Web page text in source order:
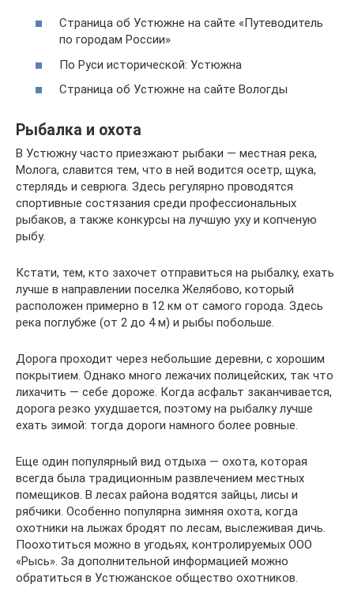
Страница об Устюжне на сайте «Путеводитель
по городам России»
По Руси исторической: Устюжна
Страница об Устюжне на сайте Вологды
Рыбалка и охота
В Устюжну часто приезжают рыбаки — местная река,
Молога, славится тем, что в ней водится осетр, щука,
стерлядь и севрюга. Здесь регулярно проводятся
спортивные состязания среди профессиональных
рыбаков, а также конкурсы на лучшую уху и копченую
рыбу.
Кстати, тем, кто захочет отправиться на рыбалку, ехать
лучше в направлении поселка Желябово, который
расположен примерно в 12 км от самого города. Здесь
река поглубже (от 2 до 4 м) и рыбы побольше.
Дорога проходит через небольшие деревни, с хорошим
покрытием. Однако много лежачих полицейских, так что
лихачить — себе дороже. Когда асфальт заканчивается,
дорога резко ухудшается, поэтому на рыбалку лучше
ехать зимой: тогда дороги намного более ровные.
Еще один популярный вид отдыха — охота, которая
всегда была традиционным развлечением местных
помещиков. В лесах района водятся зайцы, лисы и
рябчики. Особенно популярна зимняя охота, когда
охотники на лыжах бродят по лесам, выслеживая дичь.
Поохотиться можно в угодьях, контролируемых ООО
«Рысь». За дополнительной информацией можно
обратиться в Устюжанское общество охотников.